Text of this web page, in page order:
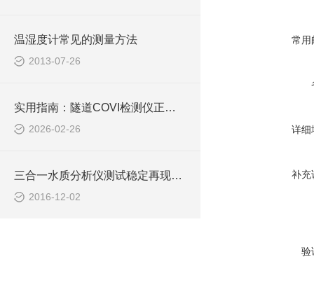
温湿度计常见的测量方法
2013-07-26
实用指南：隧道COVI检测仪正确使用方法大公开
2026-02-26
三合一水质分析仪测试稳定再现性良好
2016-12-02
常用
详细
补充
验